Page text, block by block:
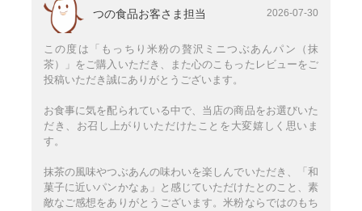
つの食品お客さま担当 2026-07-30
この度は「もっちり米粉の贅沢ミニつぶあんパン（抹
茶）」をご購入いただき、また心のこもったレビューをご
投稿いただき誠にありがとうございます。
お食事に気を配られている中で、当店の商品をお選びいた
だき、お召し上がりいただけたことを大変嬉しく思いま
す。
抹茶の風味やつぶあんの味わいを楽しんでいただき、「和
菓子に近いパンかなぁ」と感じていただけたとのこと、素
敵なご感想をありがとうございます。米粉ならではのもち